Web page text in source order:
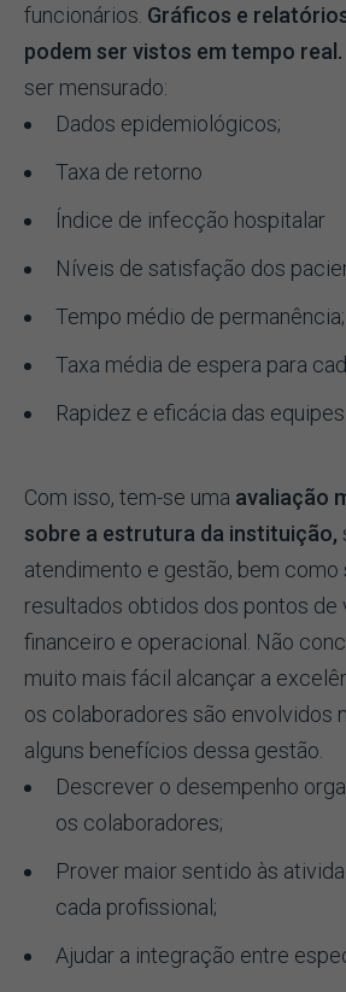
funcionários. Gráficos e
podem ser vistos em tempo real.
ser mensurado:
Dados epidemiológicos;
Taxa de retorno
Índice de infecção hospitalar
Níveis de satisfação dos
Tempo médio de permanência;
Taxa média de espera para
Rapidez e eficácia das equipes.
Com isso, tem-se uma avaliação
sobre a estrutura da instituição,
atendimento e gestão, bem como
resultados obtidos dos pontos de
financeiro e operacional. Não
muito mais fácil alcançar a
os colaboradores são envolvidos
alguns benefícios dessa gestão.
Descrever o desempenho
os colaboradores;
Prover maior sentido às
cada profissional;
Ajudar a integração entre